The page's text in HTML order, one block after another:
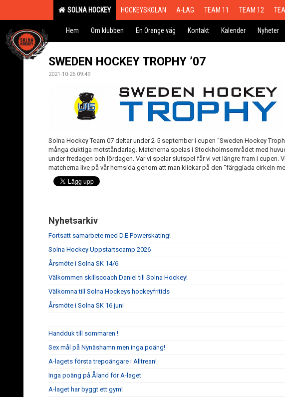
SOLNA HOCKEY HOCKEYSKOLAN A-LAG TEAM 11 TEAM 12
Hem Om klubben En Orange väg Kontakt Kalender Nyheter
SWEDEN HOCKEY TROPHY ’07
2021-10-26 09:49
Solna Hockey Team 07 deltar under 2-5 september i cupen “Sweden Hockey
många duktiga motståndarlag. Matcherna spelas i Stockholmsområdet med
under fredagen och lördagen. Var vi spelar slutspel får vi vet längre fram i cupen.
matcherna live på vår hemsida genom att man klickar på den “färgglada cirkeln
Nyhetsarkiv
Fortsatt samarbete med D.E Powerskating!
Solna Hockey Uppstartscamp 2026
Årsmöte i Solna SK 14/6
Välkommen skillscoach Daniel till Solna Hockey!
Välkomna till Solna Hockeys hockeyfritids
Årsmöte i Solna SK 16 juni
Handduk till sommaren !
Sex mål på Nynäshamn men inga poäng!
A-lagets första trepoängare i Alltrean!
Inga poäng på Åland för A-laget
A-laget har byggt ett gym!